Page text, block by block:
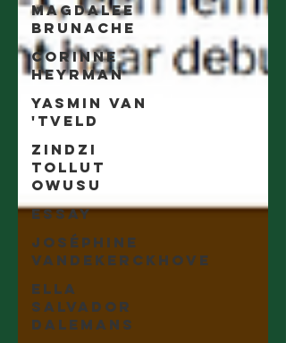
Magdalee
Brunache
Corinne
Heyrman
Yasmin Van
'tveld
Zindzi
Tollut
Owusu
essay
Joséphine
Vandekerckhove
Ella
Salvador
Dalemans